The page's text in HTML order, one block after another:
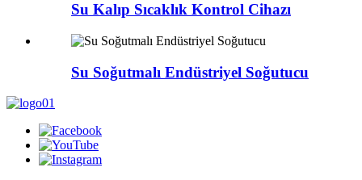
Su Kalıp Sıcaklık Kontrol Cihazı
Su Soğutmalı Endüstriyel Soğutucu